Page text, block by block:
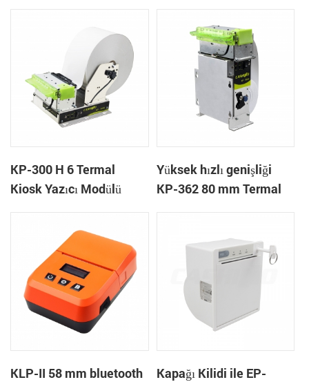
KP-300 H 6 Termal
Kiosk Yazıcı Modülü
Yüksek hızlı genişliği
KP-362 80 mm Termal
KLP-II 58 mm bluetooth
Kapağı Kilidi ile EP-